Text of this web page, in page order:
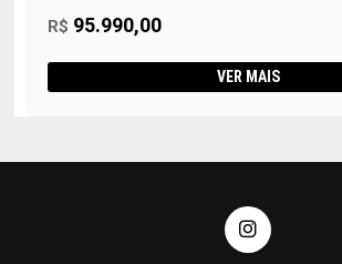
R$ 95.990,00
VER MAIS